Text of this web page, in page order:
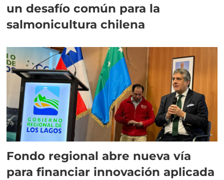
un desafío común para la
salmonicultura chilena
Fondo regional abre nueva vía
para financiar innovación aplicada